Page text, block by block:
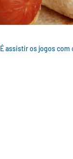
assistir os jogos